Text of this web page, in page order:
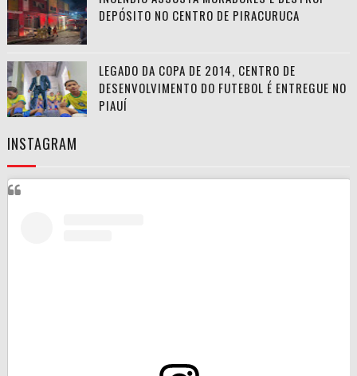
DEPÓSITO NO CENTRO DE PIRACURUCA
LEGADO DA COPA DE 2014, CENTRO DE
DESENVOLVIMENTO DO FUTEBOL É ENTREGUE NO
PIAUÍ
INSTAGRAM